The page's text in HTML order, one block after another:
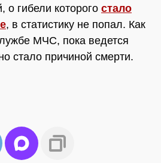
о гибели которого стало
, в статистику не попал. Как
МЧС, пока ведется
стало причиной смерти.